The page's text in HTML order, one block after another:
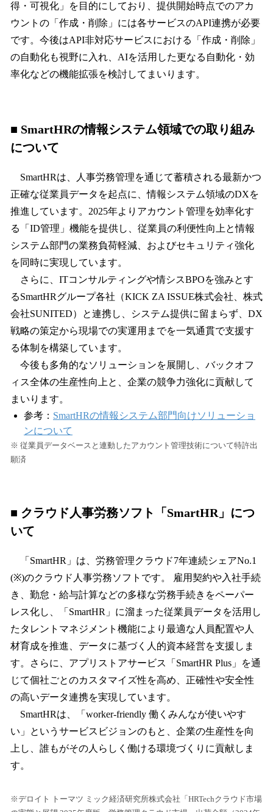
得・可視化」を目的にしており、提供開始時点でのアカ
ウントの「作成・削除」には各サービスのAPI連携が必要
です。今後はAPI非対応サービスにおける「作成・削除」
の自動化も視野に入れ、AIを活用した更なる自動化・効
率化などの機能拡張を検討してまいります。
■ SmartHRの情報システム領域での取り組み
について
SmartHRは、人事労務管理を通じて蓄積される最新かつ
正確な従業員データを起点に、情報システム領域のDXを
推進しています。2025年よりアカウント管理を効率化す
る「ID管理」機能を提供し、従業員の利便性向上と情報
システム部門の業務負荷軽減、およびセキュリティ強化
を同時に実現しています。
さらに、ITコンサルティングや情シスBPOを強みとす
るSmartHRグループ各社（KICK ZA ISSUE株式会社、株式
会社SUNITED）と連携し、システム提供に留まらず、DX
戦略の策定から現場での実運用までを一気通貫で支援す
る体制を構築しています。
今後も多角的なソリューションを展開し、バックオフ
ィス全体の生産性向上と、企業の競争力強化に貢献して
まいります。
参考： SmartHRの情報システム部門向けソリューショ
ンについて
※ 従業員データベースと連動したアカウント管理技術について特許出
願済
■ クラウド人事労務ソフト「SmartHR」につ
いて
「SmartHR」は、労務管理クラウド7年連続シェアNo.1
(※)のクラウド人事労務ソフトです。 雇用契約や入社手続
き、勤怠・給与計算などの多様な労務手続きをペーパー
レス化し、「SmartHR」に溜まった従業員データを活用し
たタレントマネジメント機能により最適な人員配置や人
材育成を推進、データに基づく人的資本経営を支援しま
す。さらに、アプリストアサービス「SmartHR Plus」を通
じて個社ごとのカスタマイズ性を高め、正確性や安全性
の高いデータ連携を実現しています。
SmartHRは、「worker-friendly 働くみんなが使いやす
い」というサービスビジョンのもと、企業の生産性を向
上し、誰もがその人らしく働ける環境づくりに貢献しま
す。
※デロイト トーマツ ミック経済研究所株式会社「HRTechクラウド市場